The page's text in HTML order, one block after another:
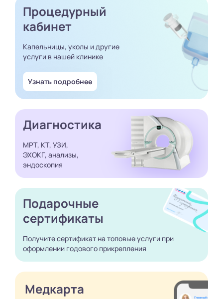
Процедурный
кабинет
Капельницы, уколы и другие
услуги в нашей клинике
Узнать подробнее
Диагностика
МРТ, КТ, УЗИ,
ЭХОКГ, анализы,
эндоскопия
Подарочные
сертификаты
Получите сертификат на топовые услуги при
оформлении годового прикрепления
Медкарта